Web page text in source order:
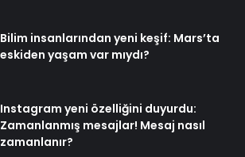
Bilim insanlarından yeni keşif: Mars’ta
eskiden yaşam var mıydı?
Instagram yeni özelliğini duyurdu:
Zamanlanmış mesajlar! Mesaj nasıl
zamanlanır?